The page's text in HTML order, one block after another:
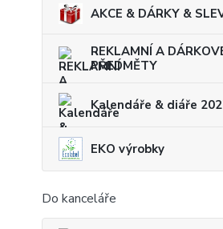
AKCE & DÁRKY &
REKLAMNÍ A
PŘEDMĚTY
Kalendáře & diáře
EKO výrobky
Do kanceláře